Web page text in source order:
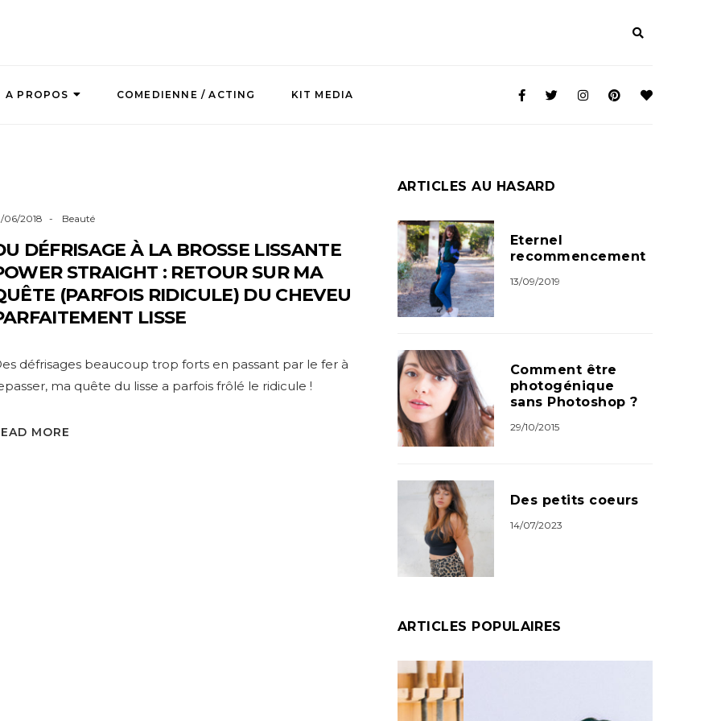
A PROPOS COMEDIENNE / ACTING KIT MEDIA
06/2018 Beauté
DÉFRISAGE À LA BROSSE LISSANTE
STRAIGHT : RETOUR SUR MA
(PARFOIS RIDICULE) DU CHEVEU
LISSE
défrisages beaucoup trop forts en passant par le fer à
ma quête du lisse a parfois frôlé le ridicule !
MORE
ARTICLES AU HASARD
Eternel
recommencement
13/09/2019
Comment être
photogénique
sans Photoshop ?
29/10/2015
Des petits coeurs
14/07/2023
ARTICLES POPULAIRES